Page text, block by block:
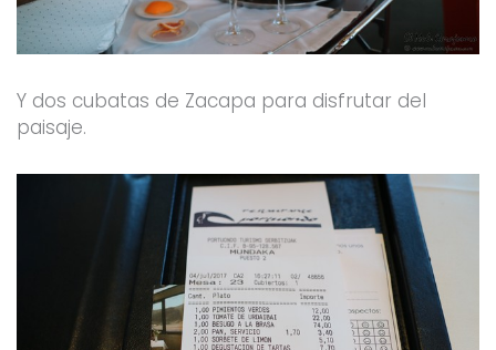
Y dos cubatas de Zacapa para disfrutar del
paisaje.